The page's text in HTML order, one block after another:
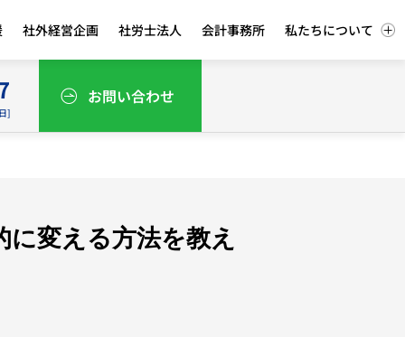
社外経営企画 社労士法人 会計事務所 私たちについて
]
お問い合わせ
変える方法を教え